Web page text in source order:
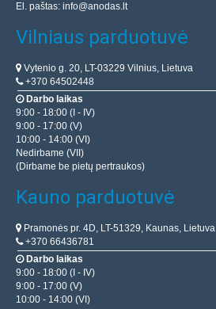
El. paštas: info@anodas.lt
Vilniaus parduotuvė
Vytenio g. 20, LT-03229 Vilnius, Lietuva
+370 64502448
Darbo laikas
9:00 - 18:00 (I - IV)
9:00 - 17:00 (V)
10:00 - 14:00 (VI)
Nedirbame (VII)
(Dirbame be pietų pertraukos)
Kauno parduotuvė
Pramonės pr. 4D, LT-51329, Kaunas, Lietuva
+370 66436781
Darbo laikas
9:00 - 18:00 (I - IV)
9:00 - 17:00 (V)
10:00 - 14:00 (VI)